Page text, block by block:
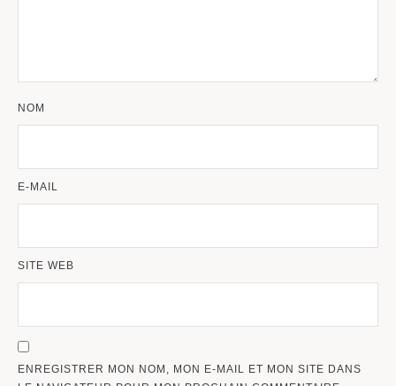
NOM
E-MAIL
SITE WEB
ENREGISTRER MON NOM, MON E-MAIL ET MON SITE DANS